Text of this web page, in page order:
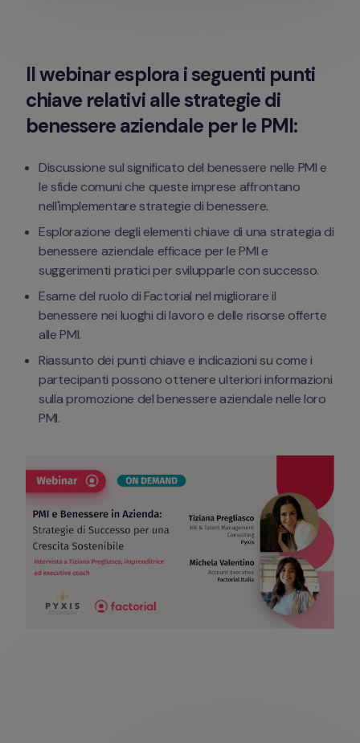
Il webinar esplora i seguenti punti
chiave relativi alle strategie di
benessere aziendale per le PMI:
Discussione sul significato del benessere nelle PMI e
le sfide comuni che queste imprese affrontano
nell'implementare strategie di benessere.
Esplorazione degli elementi chiave di una strategia di
benessere aziendale efficace per le PMI e
suggerimenti pratici per svilupparle con successo.
Esame del ruolo di Factorial nel migliorare il
benessere nei luoghi di lavoro e delle risorse offerte
alle PMI.
Riassunto dei punti chiave e indicazioni su come i
partecipanti possono ottenere ulteriori informazioni
sulla promozione del benessere aziendale nelle loro
PMI.